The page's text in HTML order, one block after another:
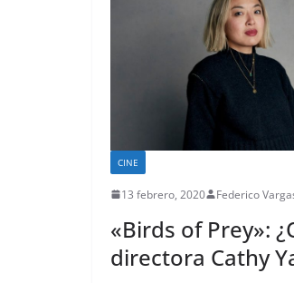
CINE
13 febrero, 2020 Federico
«Birds of Prey»:
directora Cathy